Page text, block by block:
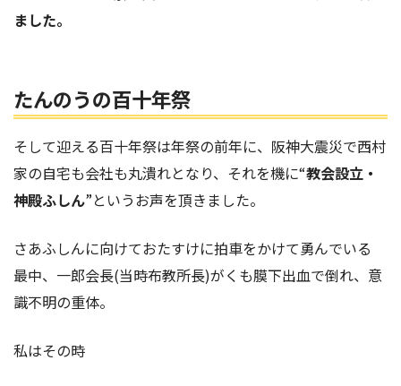
ました。
たんのうの百十年祭
そして迎える百十年祭は年祭の前年に、阪神大震災で西村
家の自宅も会社も丸潰れとなり、それを機に“教会設立・
神殿ふしん”というお声を頂きました。
さあふしんに向けておたすけに拍車をかけて勇んでいる
最中、一郎会長(当時布教所長)がくも膜下出血で倒れ、意
識不明の重体。
私はその時